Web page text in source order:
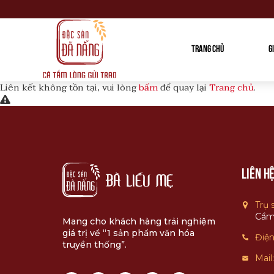
Chào mừng bạn đến với Website Banhkhome
TRANG CHỦ
Liên kết không tồn tại, vui lòngbấmđể quay lạiTrang chủ.
Mang cho khách hàng trải nghiệm
giá trị về “1 sản phẩm văn hóa
truyền thống”.
Liên hệ
Trụ
Mail: